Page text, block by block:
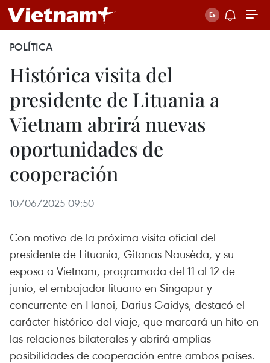
POLÍTICA
Histórica visita del
presidente de Lituania a
Vietnam abrirá nuevas
oportunidades de
cooperación
10/06/2025 09:50
Con motivo de la próxima visita oficial del
presidente de Lituania, Gitanas Nausėda, y su
esposa a Vietnam, programada del 11 al 12 de
junio, el embajador lituano en Singapur y
concurrente en Hanoi, Darius Gaidys, destacó el
carácter histórico del viaje, que marcará un hito en
las relaciones bilaterales y abrirá amplias
posibilidades de cooperación entre ambos países.